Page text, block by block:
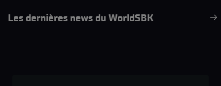
Les dernières news du WorldSBK